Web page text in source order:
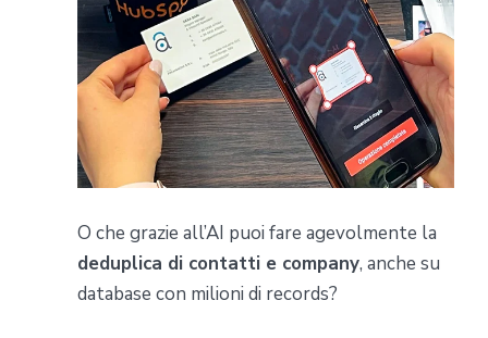
O che grazie all’AI puoi fare agevolmente la
deduplica di contatti e company, anche su
database con milioni di records?